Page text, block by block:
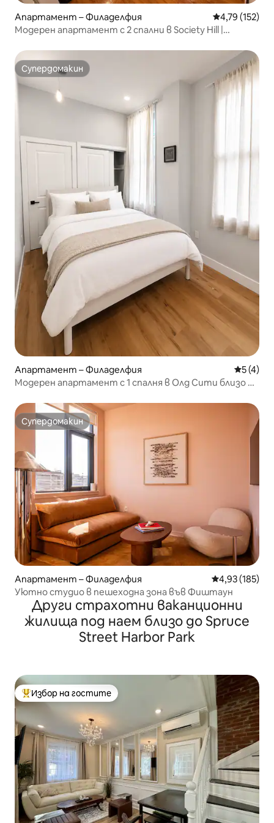
Апартамент – Филаделфия Средна
4,79 (152)
Модерен апартамент с 2 спални в Society Hill |
Супердомакин
Супердомакин
Апартамент – Филаделфия Средна
5 (4)
Модерен апартамент с 1 спалня в Олд Сити близо до
Супердомакин
Супердомакин
Апартамент – Филаделфия Средна
4,93 (185)
Уютно студио в пешеходна зона във Фиштаун
Други страхотни ваканционни
жилища под наем близо до Spruce
Street Harbor Park
Най-популярен избор на гостите
Избор на гостите